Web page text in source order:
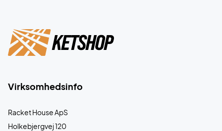
Virksomhedsinfo
Racket House ApS
Holkebjergvej 120